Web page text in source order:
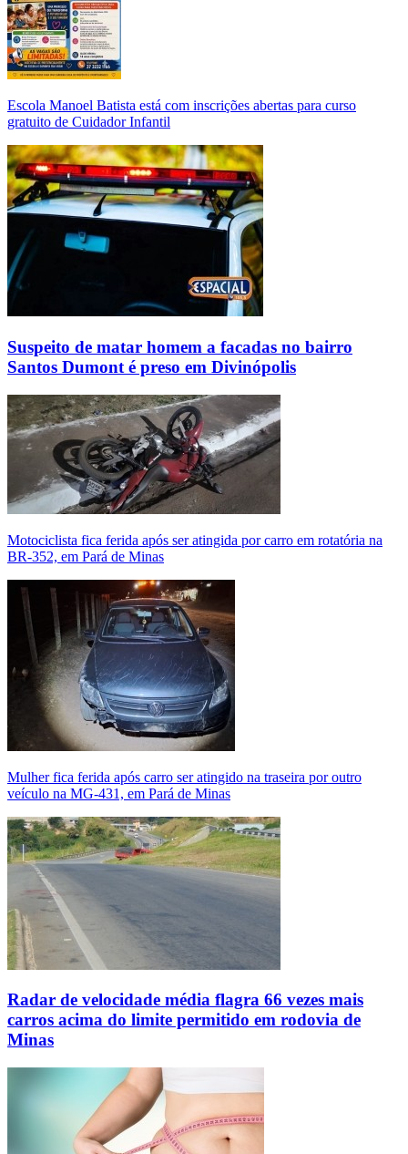
Escola Manoel Batista está com inscrições abertas para curso
gratuito de Cuidador Infantil
Suspeito de matar homem a facadas no bairro
Santos Dumont é preso em Divinópolis
Motociclista fica ferida após ser atingida por carro em rotatória na
BR-352, em Pará de Minas
Mulher fica ferida após carro ser atingido na traseira por outro
veículo na MG-431, em Pará de Minas
Radar de velocidade média flagra 66 vezes mais
carros acima do limite permitido em rodovia de
Minas